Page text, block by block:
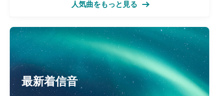
人気曲をもっと見る
最新着信音